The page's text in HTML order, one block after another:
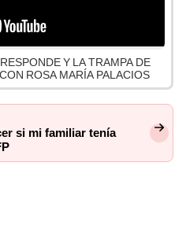
Y LA TRAMPA DE
ROSA MARÍA PALACIOS
si mi familiar tenía